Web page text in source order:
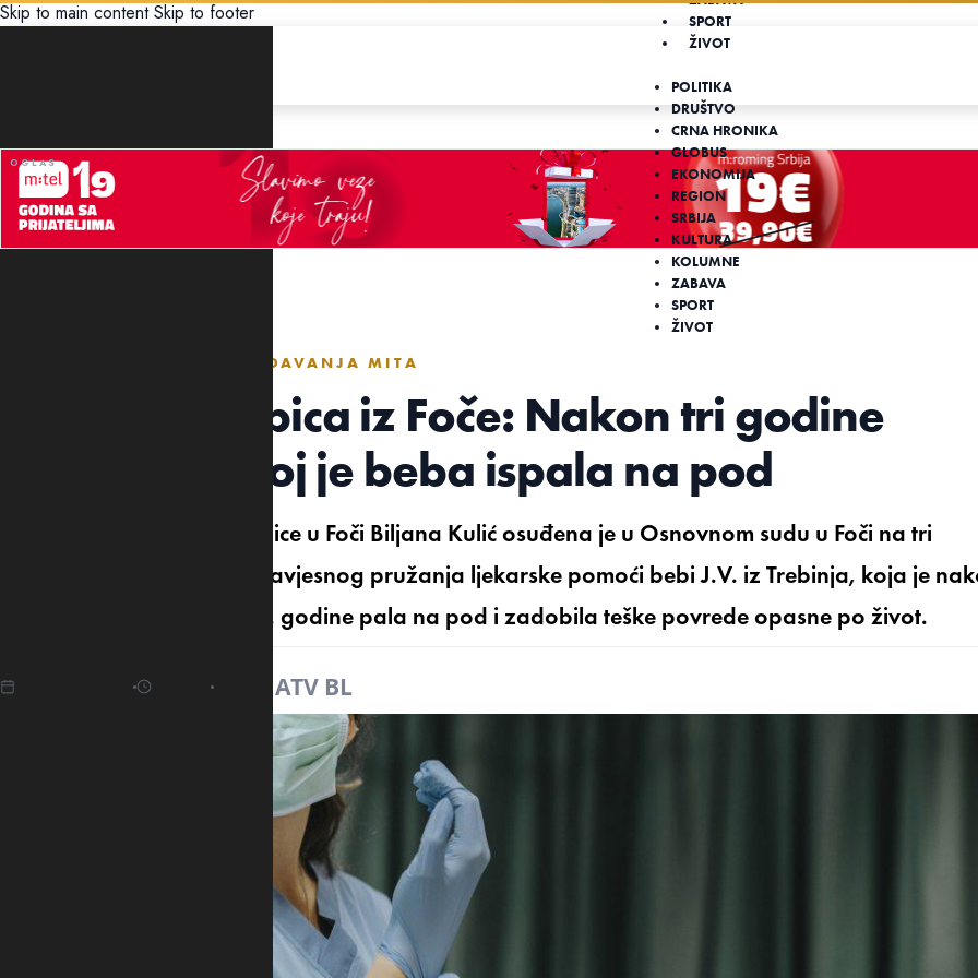
Skip to main content Skip to footer
SPORT
ŽIVOT
POLITIKA
DRUŠTVO
CRNA HRONIKA
GLOBUS
EKONOMIJA
REGION
SRBIJA
KULTURA
KOLUMNE
ZABAVA
SPORT
ŽIVOT
OTAC BEBE OSUĐEN ZBOG DAVANJA MITA
Osuđena babica iz Foče: Nakon tri godine
priznala da joj je beba ispala na pod
Babica Univerzitetske bolnice u Foči Biljana Kulić osuđena je u Osnovnom sudu u Foči na tri
mjeseca zatvora zbog nesavjesnog pružanja ljekarske pomoći bebi J.V. iz Trebinja, koja je
porođaja u avgustu 2022. godine pala na pod i zadobila teške povrede opasne po život.
ATV BL